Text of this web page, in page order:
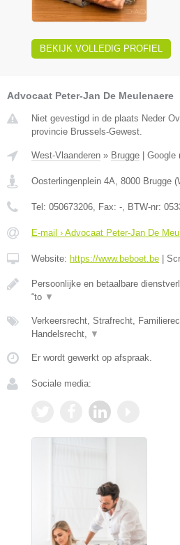
BEKIJK VOLLEDIG PROFIEL
Advocaat Peter-Jan De Meulenaere
Niet gevestigd in de plaats Neder
provincie Brussels-Gewest.
West-Vlaanderen » Brugge Google
Oosterlingenplein 4A 8000 Brugge (
Tel: 050673206 , Fax: - , BTW-nr:
E-mail › Advocaat Peter-Jan De
Website: https://www.beboet.be
Persoonlijke en betaalbare
“to ▼
Verkeersrecht, Strafrecht,
Handelsrecht,
▼
Er wordt gewerkt op afspraak.
Sociale media: